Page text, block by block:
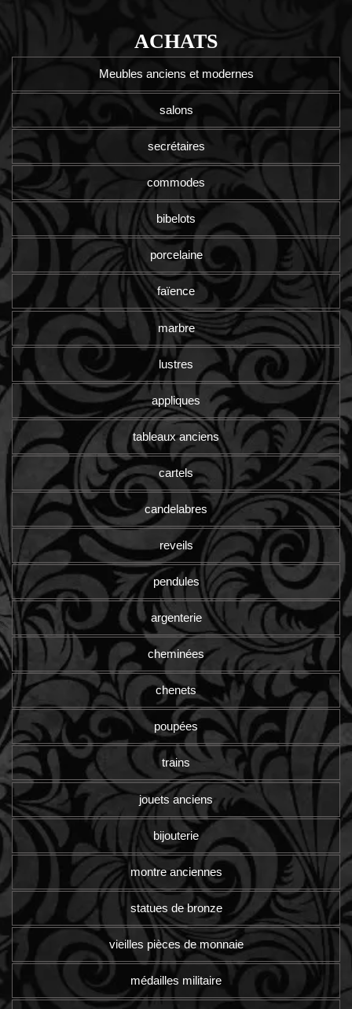
ACHATS
Meubles anciens et modernes
salons
secrétaires
commodes
bibelots
porcelaine
faïence
marbre
lustres
appliques
tableaux anciens
cartels
candelabres
reveils
pendules
argenterie
cheminées
chenets
poupées
trains
jouets anciens
bijouterie
montre anciennes
statues de bronze
vieilles pièces de monnaie
médailles militaire